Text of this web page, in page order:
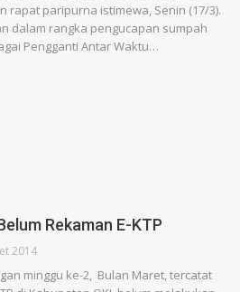
rapat paripurna istimewa, Senin (17/3).
dalam rangka pengucapan sumpah
Pengganti Antar Waktu…
Rekaman E-KTP
2014
minggu ke-2, Bulan Maret, tercatat